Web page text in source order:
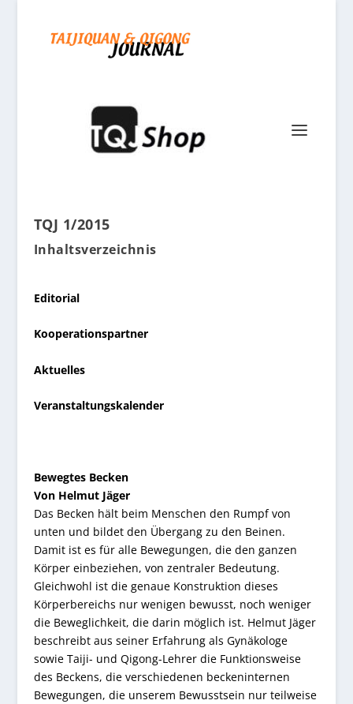
TQJ 1/2015
Inhaltsverzeichnis
Editorial
Kooperationspartner
Aktuelles
Veranstaltungskalender
Bewegtes Becken
Von Helmut Jäger
Das Becken hält beim Menschen den Rumpf von
unten und bildet den Übergang zu den Beinen.
Damit ist es für alle Bewegungen, die den ganzen
Körper einbeziehen, von zentraler Bedeutung.
Gleichwohl ist die genaue Konstruktion dieses
Körperbereichs nur wenigen bewusst, noch weniger
die Beweglichkeit, die darin möglich ist. Helmut Jäger
beschreibt aus seiner Erfahrung als Gynäkologe
sowie Taiji- und Qigong-Lehrer die Funktionsweise
des Beckens, die verschiedenen beckeninternen
Bewegungen, die unserem Bewusstsein nur teilweise